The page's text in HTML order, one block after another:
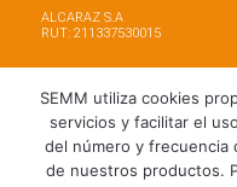
ALCARAZ S.A
RUT: 211337530015
Trabaja con
Términos y
SEMM utiliza cookies
servicios y facilitar el
del número y frecuencia
de nuestros productos.